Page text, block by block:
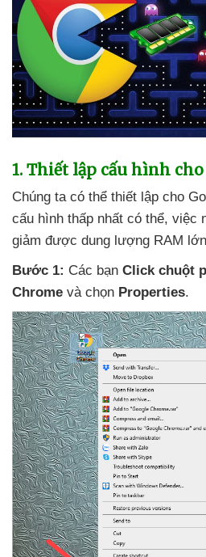
1. Thiết lập cấu hình
Chúng ta có thể thiết lập cho
cấu hình thấp nhất có thể, việc
giảm được dung lượng RAM
Bước 1: Các bạn Click chuột
Chrome và chọn Properties.